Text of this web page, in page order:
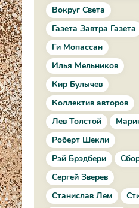
Вокруг Света
Газета Завтра Газета
Ги Мопассан
Илья Мельников
Кир Булычев
Коллектив авторов
Лев Толстой
Роберт Шекли
Рэй Брэдбери
Сергей Зверев
Станислав Лем